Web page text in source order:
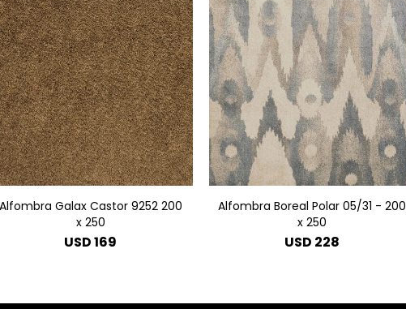
Alfombra Galax Castor 9252 200
x 250
USD169
Alfombra Boreal Polar 05/31 - 200
x 250
USD 228